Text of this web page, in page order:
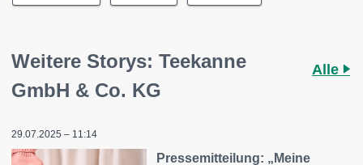
Weitere Storys: Teekanne
GmbH & Co. KG
Alle
29.07.2025 – 11:14
Pressemitteilung: „Meine